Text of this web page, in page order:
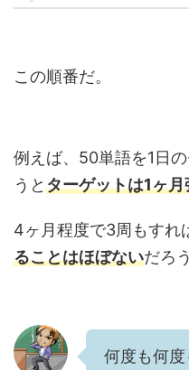
この順番だ。
例えば、50単語を1日
うとターゲットは1ヶ
4ヶ月程度で3周もすれ
ることはほぼないだろう
何度も何度